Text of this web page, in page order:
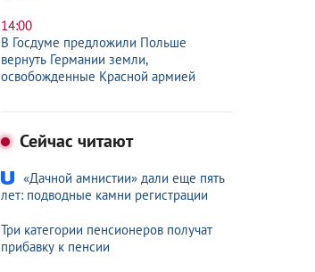
14:00
В Госдуме предложили Польше
вернуть Германии земли,
освобожденные Красной армией
Сейчас читают
«Дачной амнистии» дали еще пять
лет: подводные камни регистрации
Три категории пенсионеров получат
прибавку к пенсии